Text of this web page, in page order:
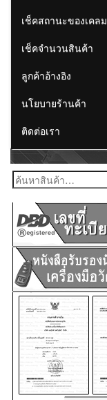
เช็คสถานะของเคลม
เช็คจำนวนสินค้า
ลูกค้าอ้างอิง
นโยบายร้านค้า
ติดต่อเรา
ค้นหา: